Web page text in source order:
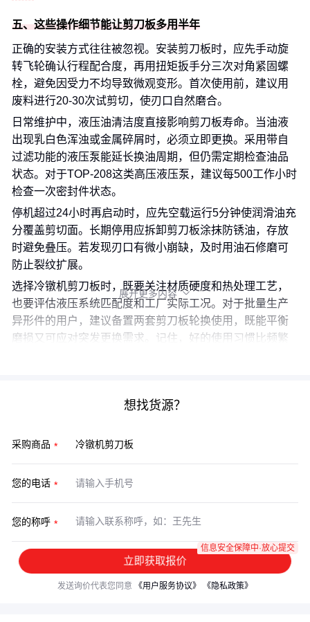
五、这些操作细节能让剪刀板多用半年
正确的安装方式往往被忽视。安装剪刀板时，应先手动旋
转飞轮确认行程配合度，再用扭矩扳手分三次对角紧固螺
栓，避免因受力不均导致微观变形。首次使用前，建议用
废料进行20-30次试剪切，使刃口自然磨合。
日常维护中，液压油清洁度直接影响剪刀板寿命。当油液
出现乳白色浑浊或金属碎屑时，必须立即更换。采用带自
过滤功能的液压泵能延长换油周期，但仍需定期检查油品
状态。对于TOP-208这类高压液压泵，建议每500工作小时
检查一次密封件状态。
停机超过24小时再启动时，应先空载运行5分钟使润滑油充
分覆盖剪切面。长期停用应拆卸剪刀板涂抹防锈油，存放
时避免叠压。若发现刃口有微小崩缺，及时用油石修磨可
防止裂纹扩展。
选择冷镦机剪刀板时，既要关注材质硬度和热处理工艺，
也要评估液压系统匹配度和工厂实际工况。对于批量生产
异形件的用户，建议备置两套剪刀板轮换使用，既能平衡
磨损又可应对突发更换需求。记住，好的使用习惯比频繁
展开更多内容 
想找货源？
采购商品
您的电话
您的称呼
立即获取报价
信息安全保障中·放心提交
发送询价代表您同意 《用户服务协议》 《隐私政策》